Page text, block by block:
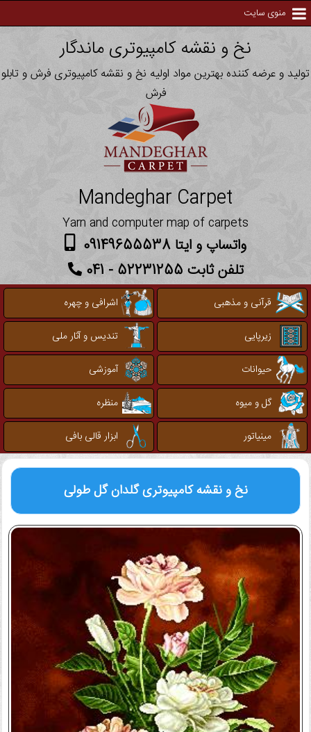
منوی سایت
نخ و نقشه کامپیوتری ماندگار
تولید و عرضه کننده بهترین مواد اولیه نخ و نقشه کامپیوتری فرش و تابلو
فرش
Mandeghar Carpet
Yarn and computer map of carpets
واتساپ و ایتا 09149655538
تلفن ثابت 52231255 - 041
قرآنی و مذهبی
اشرافی و چهره
زیرپایی
تندیس و آثار ملی
حیوانات
آموزشی
گل و میوه
منظره
مینیاتور
ابزار قالی بافی
نخ و نقشه کامپیوتریگلدان گل طولی